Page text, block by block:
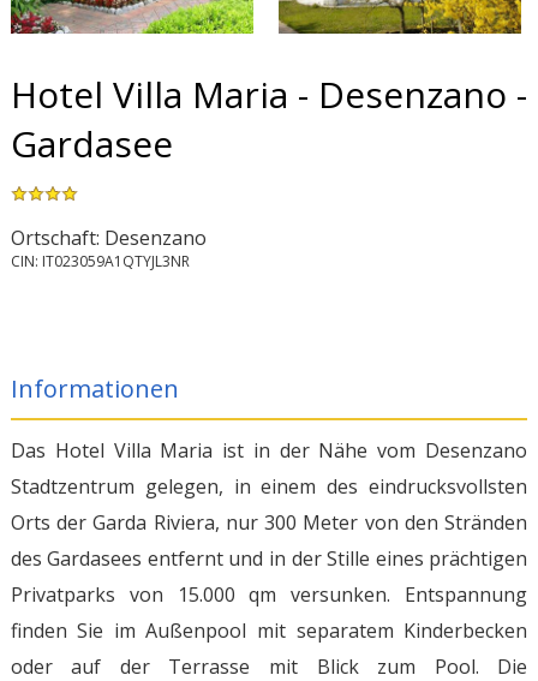
Hotel Villa Maria - Desenzano -
Gardasee
Ortschaft: Desenzano
CIN: IT023059A1QTYJL3NR
Informationen
Das Hotel Villa Maria ist in der Nähe vom Desenzano
Stadtzentrum gelegen, in einem des eindrucksvollsten
Orts der Garda Riviera, nur 300 Meter von den Stränden
des Gardasees entfernt und in der Stille eines prächtigen
Privatparks von 15.000 qm versunken. Entspannung
finden Sie im Außenpool mit separatem Kinderbecken
oder auf der Terrasse mit Blick zum Pool. Die